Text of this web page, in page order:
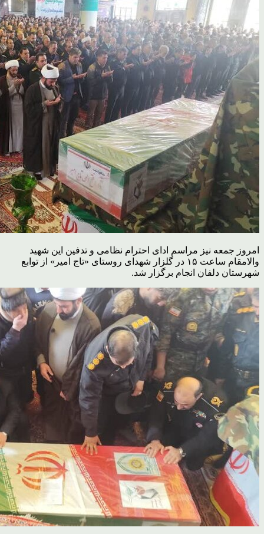
امروز جمعه نیز مراسم ادای احترام نظامی و تدفین این شهید
والامقام ساعت ۱۵ در گلزار شهدای روستای «تاج امیر» از توابع
شهرستان دلفان انجام برگزار شد.